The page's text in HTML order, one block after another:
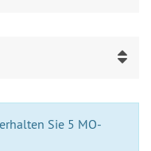
Sie 5 MO-